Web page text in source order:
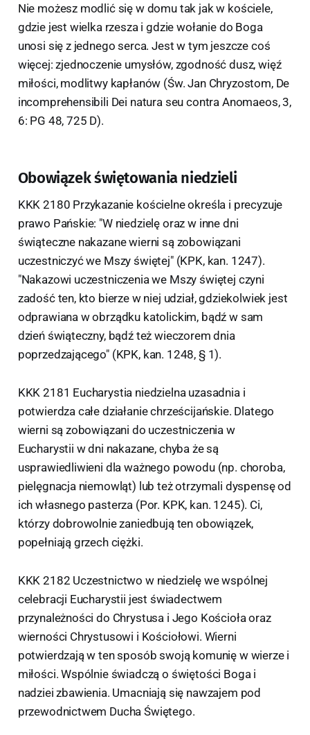
Nie możesz modlić się w domu tak jak w kościele,
gdzie jest wielka rzesza i gdzie wołanie do Boga
unosi się z jednego serca. Jest w tym jeszcze coś
więcej: zjednoczenie umysłów, zgodność dusz, więź
miłości, modlitwy kapłanów (Św. Jan Chryzostom, De
incomprehensibili Dei natura seu contra Anomaeos, 3,
6: PG 48, 725 D).
Obowiązek świętowania niedzieli
KKK 2180 Przykazanie kościelne określa i precyzuje
prawo Pańskie: "W niedzielę oraz w inne dni
świąteczne nakazane wierni są zobowiązani
uczestniczyć we Mszy świętej" (KPK, kan. 1247).
"Nakazowi uczestniczenia we Mszy świętej czyni
zadość ten, kto bierze w niej udział, gdziekolwiek jest
odprawiana w obrządku katolickim, bądź w sam
dzień świąteczny, bądź też wieczorem dnia
poprzedzającego" (KPK, kan. 1248, § 1).
KKK 2181 Eucharystia niedzielna uzasadnia i
potwierdza całe działanie chrześcijańskie. Dlatego
wierni są zobowiązani do uczestniczenia w
Eucharystii w dni nakazane, chyba że są
usprawiedliwieni dla ważnego powodu (np. choroba,
pielęgnacja niemowląt) lub też otrzymali dyspensę od
ich własnego pasterza (Por. KPK, kan. 1245). Ci,
którzy dobrowolnie zaniedbują ten obowiązek,
popełniają grzech ciężki.
KKK 2182 Uczestnictwo w niedzielę we wspólnej
celebracji Eucharystii jest świadectwem
przynależności do Chrystusa i Jego Kościoła oraz
wierności Chrystusowi i Kościołowi. Wierni
potwierdzają w ten sposób swoją komunię w wierze i
miłości. Wspólnie świadczą o świętości Boga i
nadziei zbawienia. Umacniają się nawzajem pod
przewodnictwem Ducha Świętego.